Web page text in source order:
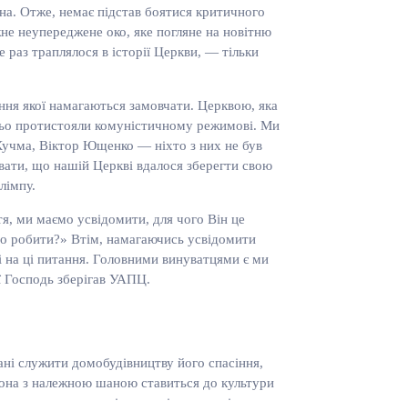
Отже, немає підстав боятися критичного
неупереджене око, яке погляне на новітню
траплялося в історії Церкви, — тільки
якої намагаються замовчати. Церквою, яка
протистояли комуністичному режимові. Ми
Віктор Ющенко — ніхто з них не був
що нашій Церкві вдалося зберегти свою
ми маємо усвідомити, для чого Він це
робити?» Втім, намагаючись усвідомити
на ці питання. Головними винуватцями є ми
Господь зберігав УАПЦ.
служити домобудівництву його спасіння,
з належною шаною ставиться до культури